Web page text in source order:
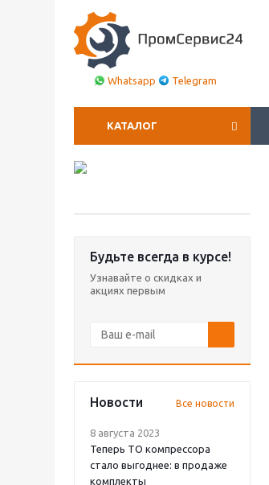
Whatsapp Telegram
КАТАЛОГ
Будьте всегда в курсе!
Узнавайте о скидках и
акциях первым
Новости Все новости
8 августа 2023
Теперь ТО компрессора
стало выгоднее: в продаже
комплекты